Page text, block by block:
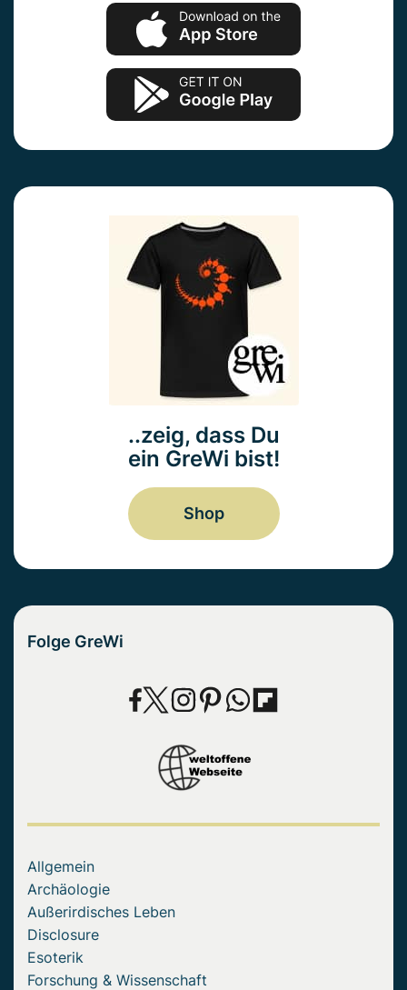
..zeig, dass Du
ein GreWi bist!
Shop
Folge GreWi
Allgemein
Archäologie
Außerirdisches Leben
Disclosure
Esoterik
Forschung & Wissenschaft